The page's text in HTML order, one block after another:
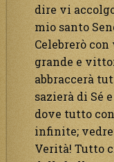
dire vi
mio santo
Celebrerò
grande e
abbraccerà
sazierà di Sé
dove tutto
infinite;
Verità! Tutto